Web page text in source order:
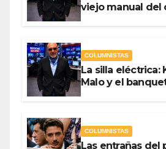
viejo manual del
COLUMNISTAS
La silla eléctrica:
Malo y el
COLUMNISTAS
Las entrañas del